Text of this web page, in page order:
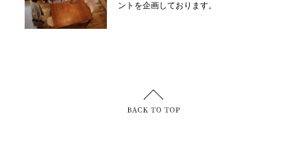
ントを企画しております。